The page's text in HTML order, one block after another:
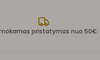
pristatymas nuo 50€